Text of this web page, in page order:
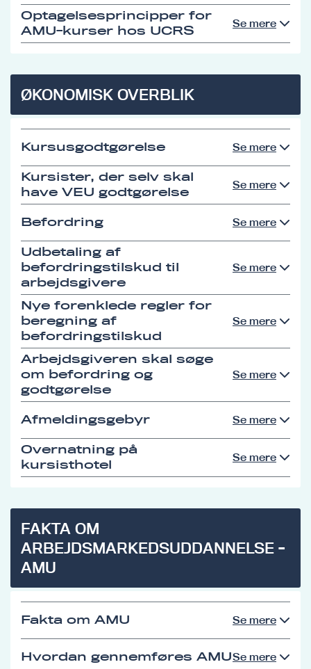
Optagelsesprincipper for
AMU-kurser hos UCRS
Se mere
ØKONOMISK OVERBLIK
Kursusgodtgørelse Se mere
Kursister, der selv skal
have VEU godtgørelse
Se mere
Befordring Se mere
Udbetaling af
befordringstilskud til
arbejdsgivere
Se mere
Nye forenklede regler for
beregning af
befordringstilskud
Se mere
Arbejdsgiveren skal søge
om befordring og
godtgørelse
Se mere
Afmeldingsgebyr Se mere
Overnatning på
kursisthotel
Se mere
FAKTA OM
ARBEJDSMARKEDSUDDANNELSE -
AMU
Fakta om AMU Se mere
Hvordan gennemføres AMUSe mere